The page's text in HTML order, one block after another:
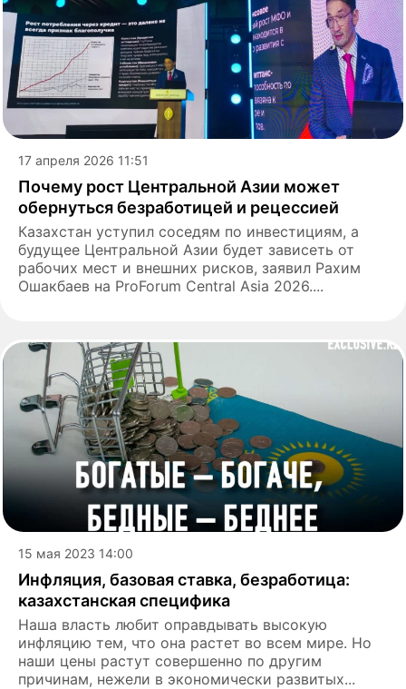
17 апреля 2026 11:51
Почему рост Центральной Азии может
обернуться безработицей и рецессией
Казахстан уступил соседям по инвестициям, а
будущее Центральной Азии будет зависеть от
рабочих мест и внешних рисков, заявил Рахим
Ошакбаев на ProForum Central Asia 2026....
15 мая 2023 14:00
Инфляция, базовая ставка, безработица:
казахстанская специфика
Наша власть любит оправдывать высокую
инфляцию тем, что она растет во всем мире. Но
наши цены растут совершенно по другим
причинам, нежели в экономически развитых...